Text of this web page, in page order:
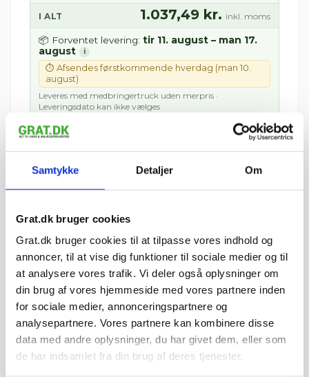
Samtykke Detaljer Om
Grat.dk bruger cookies
Grat.dk bruger cookies til at tilpasse vores indhold og
annoncer, til at vise dig funktioner til sociale medier og til
at analysere vores trafik. Vi deler også oplysninger om
din brug af vores hjemmeside med vores partnere inden
for sociale medier, annonceringspartnere og
analysepartnere. Vores partnere kan kombinere disse
data med andre oplysninger, du har givet dem, eller som
de har indsamlet fra din brug af deres tjenester.
I ALT 1.037,49 kr. inkl. moms
📦 Forventet levering: tir 11. august – man 17.
august
i
⏱ Afsendes førstkommende hverdag (man 10.
august)
Leveres med medbringertruck uden merpris ·
Leveringsdato kan ikke vælges
🚚 Se fragtpris til dit område: Vis
= Tykkelse af lag
pris 1.037,49 kr.
Inkl. moms
Læg i kurv
Vis mængdeberegner
Sælges i 1000 kg Big Bags
Leveres på paller
1 pr. palle